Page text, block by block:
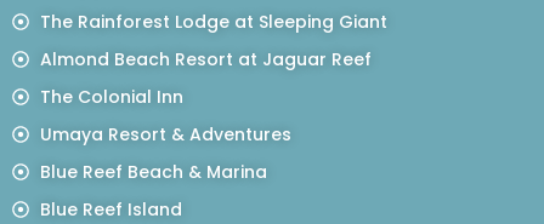
The Rainforest Lodge at Sleeping Giant
Almond Beach Resort at Jaguar Reef
The Colonial Inn
Umaya Resort & Adventures
Blue Reef Beach & Marina
Blue Reef Island